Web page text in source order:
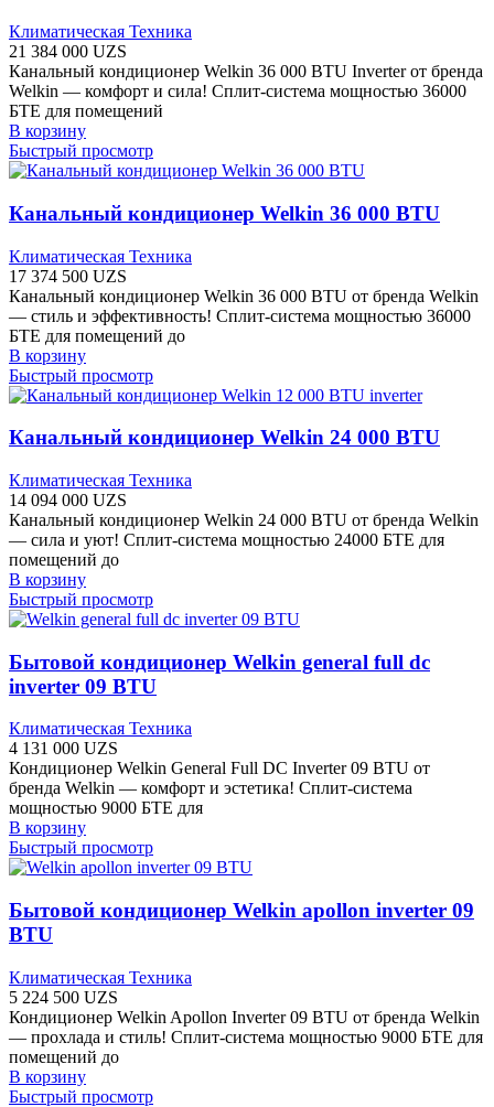
Климатическая Техника
21 384 000 UZS
Канальный кондиционер Welkin 36 000 BTU Inverter от бренда
Welkin — комфорт и сила! Сплит-система мощностью 36000
БТЕ для помещений
В корзину
Быстрый просмотр
Канальный кондиционер Welkin 36 000 BTU
Климатическая Техника
17 374 500 UZS
Канальный кондиционер Welkin 36 000 BTU от бренда Welkin
— стиль и эффективность! Сплит-система мощностью 36000
БТЕ для помещений до
В корзину
Быстрый просмотр
Канальный кондиционер Welkin 24 000 BTU
Климатическая Техника
14 094 000 UZS
Канальный кондиционер Welkin 24 000 BTU от бренда Welkin
— сила и уют! Сплит-система мощностью 24000 БТЕ для
помещений до
В корзину
Быстрый просмотр
Бытовой кондиционер Welkin general full dc
inverter 09 BTU
Климатическая Техника
4 131 000 UZS
Кондиционер Welkin General Full DC Inverter 09 BTU от
бренда Welkin — комфорт и эстетика! Сплит-система
мощностью 9000 БТЕ для
В корзину
Быстрый просмотр
Бытовой кондиционер Welkin apollon inverter 09
BTU
Климатическая Техника
5 224 500 UZS
Кондиционер Welkin Apollon Inverter 09 BTU от бренда Welkin
— прохлада и стиль! Сплит-система мощностью 9000 БТЕ для
помещений до
В корзину
Быстрый просмотр